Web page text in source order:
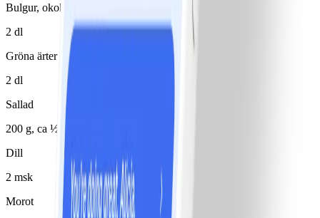
Bulgur, okokt
2 dl
Gröna ärter
2 dl
Sallad
200 g, ca ½ huvud
Dill
2 msk
Morot